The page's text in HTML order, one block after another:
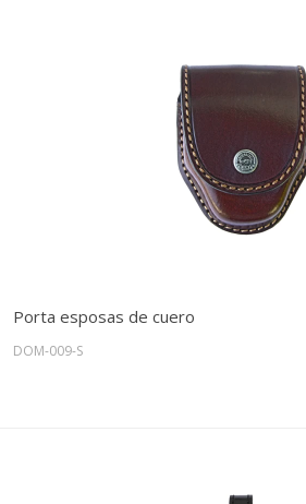
Porta esposas de cuero
DOM-009-S